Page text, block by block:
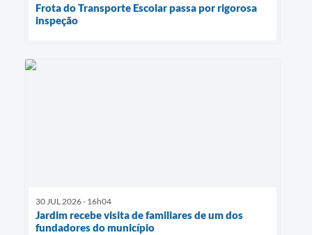
Frota do Transporte Escolar passa por rigorosa
inspeção
30 JUL 2026 - 16h04
Jardim recebe visita de familiares de um dos
fundadores do município